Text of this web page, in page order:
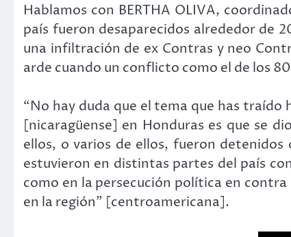
Hablamos con BERTHA OLIVA,
país fueron desaparecidos alrededor de
una infiltración de ex Contras y neo
arde cuando un conflicto como el de los
“No hay duda que el tema que has traído
[nicaragüense] en Honduras es que se
ellos, o varios de ellos, fueron
estuvieron en distintas partes del país
como en la persecución política en
en la región” [centroamericana].